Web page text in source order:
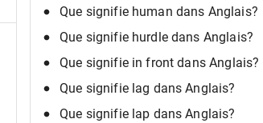
Que signifie human dans Anglais?
Que signifie hurdle dans Anglais?
Que signifie in front dans Anglais?
Que signifie lag dans Anglais?
Que signifie lap dans Anglais?